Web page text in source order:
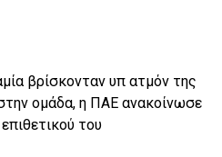
βρίσκονταν υπ ατμόν της
ομάδα, η ΠΑΕ ανακοίνωσε
του